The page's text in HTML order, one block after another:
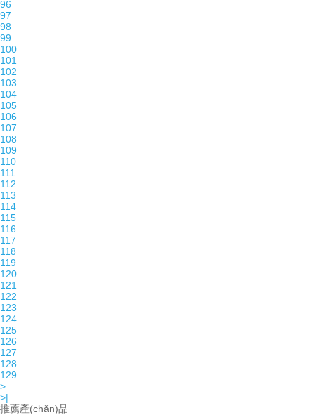
96
97
98
99
100
101
102
103
104
105
106
107
108
109
110
111
112
113
114
115
116
117
118
119
120
121
122
123
124
125
126
127
128
129
>
>|
推薦產(chǎn)品